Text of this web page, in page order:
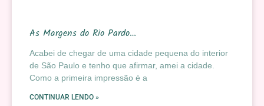
As Margens do Rio Pardo…
Acabei de chegar de uma cidade pequena do interior
de São Paulo e tenho que afirmar, amei a cidade.
Como a primeira impressão é a
CONTINUAR LENDO »